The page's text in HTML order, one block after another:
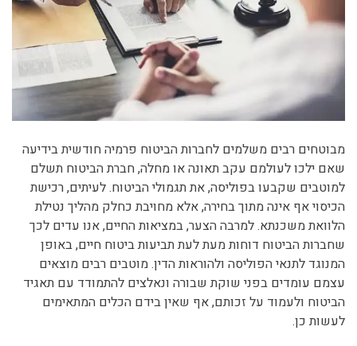
מבוטחים רבים משלמים לחברות הביטוח פרמיה חודשית בידיעה
שאם ילכו לעולמם עקב תאונה או מחלה, חברת הביטוח תשלם
למוטבים שקבעו בפוליסה, את תגמולי הביטוח. לעיתים, רכישת
הכיסוי אף אינה מתוך בחירה, אלא מחויבת כחלק מהליך נטילת
הלוואת משכנתא. למרבה הצער, במציאות החיים, אנו עדים לכך
שחברות הביטוח דוחות מעת לעת תביעות ביטוח חיים, באופן
המנוגד לתנאי הפוליסה ולהוראות הדין. מוטבים רבים מוצאים
עצמם עומדים בפני שוקת שבורה ונאלצים להתמודד עם תאגיד
הביטוח ולעמוד על זכותם, אף שאין בידם הכלים המתאימים
לעשות כן.